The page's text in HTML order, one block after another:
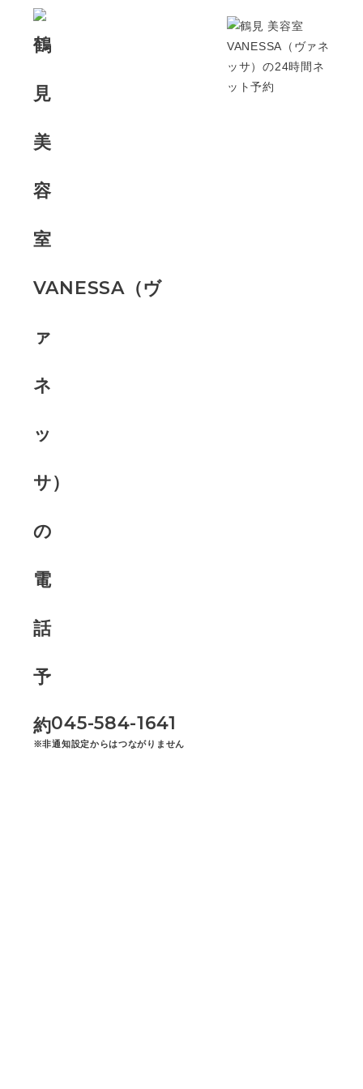
045-584-1641
※非通知設定からはつながりません